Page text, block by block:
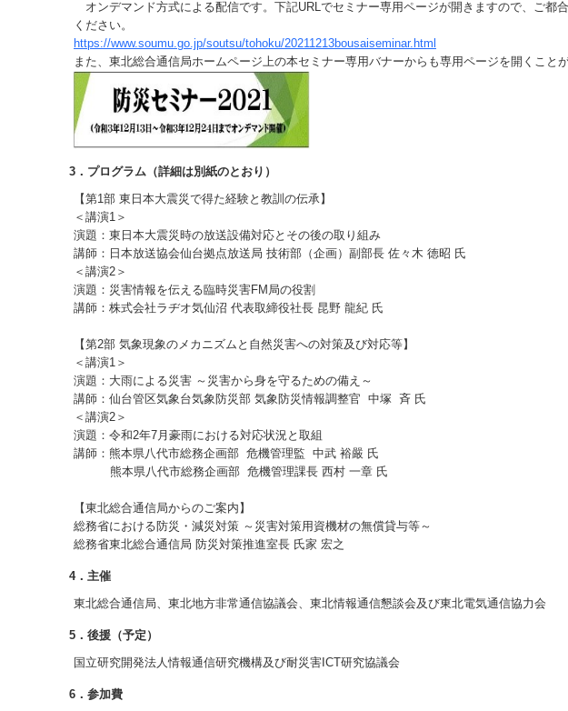
オンデマンド方式による配信です。下記URLでセミナー専用ページが開きますので、ご都
ください。
https://www.soumu.go.jp/soutsu/tohoku/20211213bousaiseminar.html
また、東北総合通信局ホームページ上の本セミナー専用バナーからも専用ページを開くことが
3．プログラム（詳細は別紙のとおり）
【第1部 東日本大震災で得た経験と教訓の伝承】
＜講演1＞
演題：東日本大震災時の放送設備対応とその後の取り組み
講師：日本放送協会仙台拠点放送局 技術部（企画）副部長 佐々木 徳昭 氏
＜講演2＞
演題：災害情報を伝える臨時災害FM局の役割
講師：株式会社ラヂオ気仙沼 代表取締役社長 昆野 龍紀 氏
【第2部 気象現象のメカニズムと自然災害への対策及び対応等】
＜講演1＞
演題：大雨による災害 ～災害から身を守るための備え～
講師：仙台管区気象台気象防災部 気象防災情報調整官 中塚 斉 氏
＜講演2＞
演題：令和2年7月豪雨における対応状況と取組
講師：熊本県八代市総務企画部 危機管理監 中武 裕嚴 氏
熊本県八代市総務企画部 危機管理課長 西村 一章 氏
【東北総合通信局からのご案内】
総務省における防災・減災対策 ～災害対策用資機材の無償貸与等～
総務省東北総合通信局 防災対策推進室長 氏家 宏之
4．主催
東北総合通信局、東北地方非常通信協議会、東北情報通信懇談会及び東北電気通信協力会
5．後援（予定）
国立研究開発法人情報通信研究機構及び耐災害ICT研究協議会
6．参加費